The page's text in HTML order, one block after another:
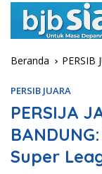
Beranda PERSIB
PERSIB JUARA
PERSIJA
Super